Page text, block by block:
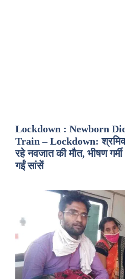
Lockdown : Newborn
Train – Lockdown:
रहे नवजात की मौत, भीषण
गईं सांसें